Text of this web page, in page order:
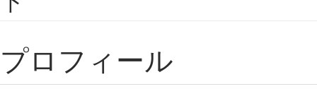
プロフィール